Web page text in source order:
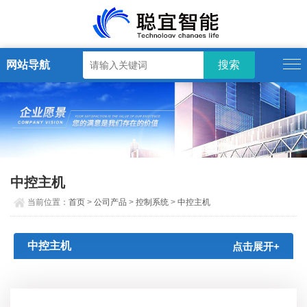
网站导航
中控主机
当前位置：首页 >公司产品 >控制系统 >中控主机
中控主机 点击展开+